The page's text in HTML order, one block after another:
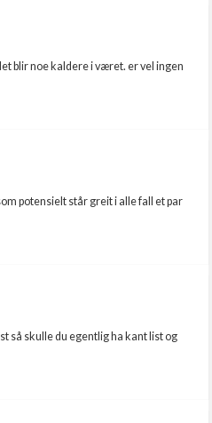
blir noe kaldere i været. er vel ingen
potensielt står greit i alle fall et par
så skulle du egentlig ha kant list og